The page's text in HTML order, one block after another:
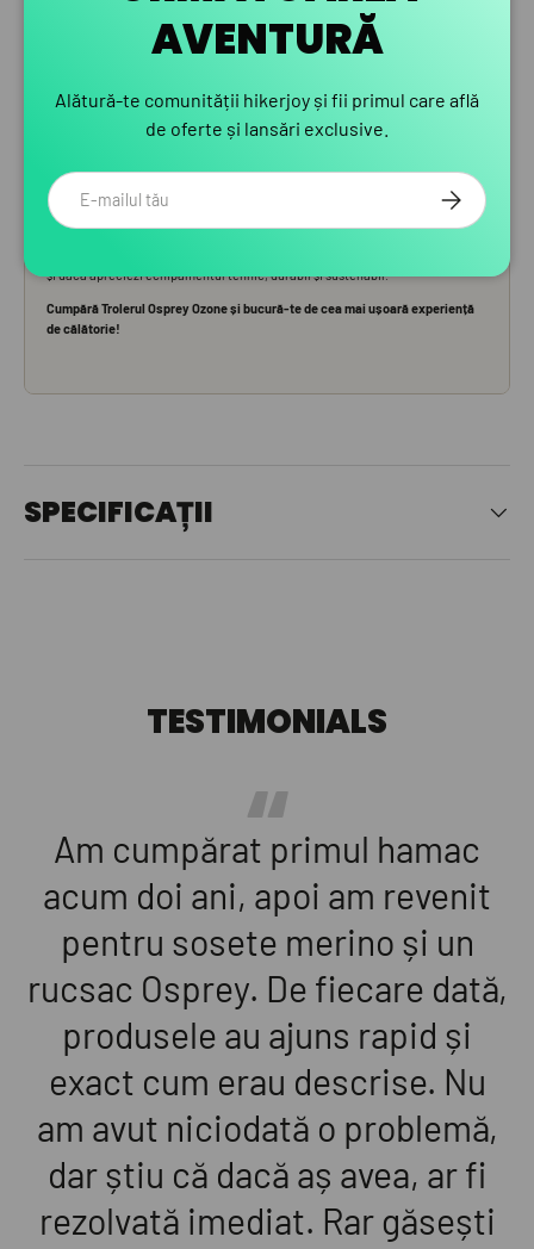
SPECIFICAȚII
TESTIMONIALS
Am cumpărat primul hamac
acum doi ani, apoi am revenit
pentru sosete merino și un
rucsac Osprey. De fiecare dată,
produsele au ajuns rapid și
exact cum erau descrise. Nu
am avut niciodată o problemă,
dar știu că dacă aș avea, ar fi
rezolvată imediat. Rar găsești
AVENTURĂ
Alătură-te comunității hikerjoy și fii primul care află
de oferte și lansări exclusive.
Email ABONEAZA-